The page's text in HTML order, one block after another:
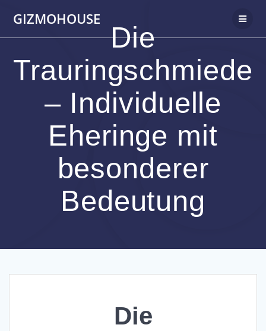
content
GIZMOHOUSE
Die
Trauringschmiede
– Individuelle
Eheringe mit
besonderer
Bedeutung
Die